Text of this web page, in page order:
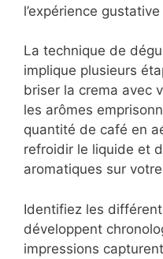
l’expérience
La technique de
implique plusieurs
briser la crema avec
les arômes
quantité de café en
refroidir le liquide et
aromatiques sur
Identifiez les
développent
impressions